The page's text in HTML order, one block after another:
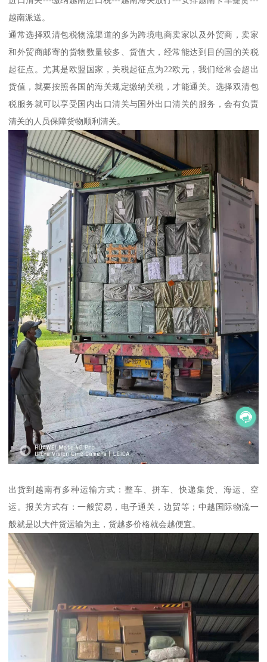
越南派送。
通常选择双清包税物流渠道的多为跨境电商卖家以及外贸商，卖家
和外贸商邮寄的货物数量较多、货值大，经常能达到目的国的关税
起征点。尤其是欧盟国家，关税起征点为22欧元，我们经常会超出
货值，就要按照各国的海关规定缴纳关税，才能通关。选择双清包
税服务就可以享受国内出口清关与国外出口清关的服务，会有负责
清关的人员保障货物顺利清关。
出货到越南有多种运输方式：整车、拼车、快递集货、海运、空
运。报关方式有：一般贸易，电子通关，边贸等；中越国际物流一
般就是以大件货运输为主，货越多价格就会越便宜。